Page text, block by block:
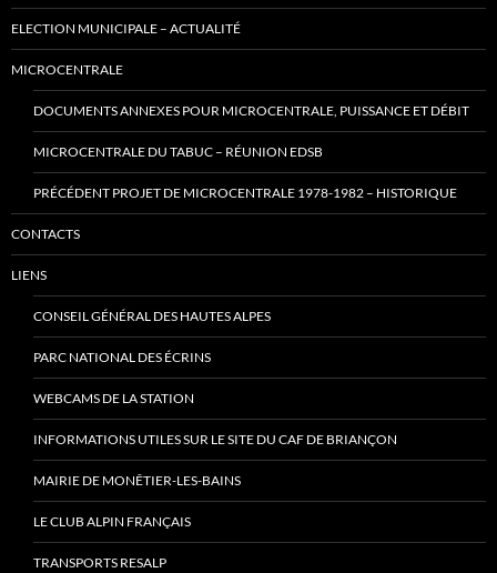
ELECTION MUNICIPALE – ACTUALITÉ
MICROCENTRALE
DOCUMENTS ANNEXES POUR MICROCENTRALE, PUISSANCE ET DÉBIT
MICROCENTRALE DU TABUC – RÉUNION EDSB
PRÉCÉDENT PROJET DE MICROCENTRALE 1978-1982 – HISTORIQUE
CONTACTS
LIENS
CONSEIL GÉNÉRAL DES HAUTES ALPES
PARC NATIONAL DES ÉCRINS
WEBCAMS DE LA STATION
INFORMATIONS UTILES SUR LE SITE DU CAF DE BRIANÇON
MAIRIE DE MONÊTIER-LES-BAINS
LE CLUB ALPIN FRANÇAIS
TRANSPORTS RESALP